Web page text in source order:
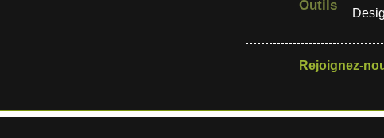
Outils
Rejoignez-